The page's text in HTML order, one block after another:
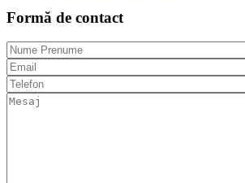
Formă de contact